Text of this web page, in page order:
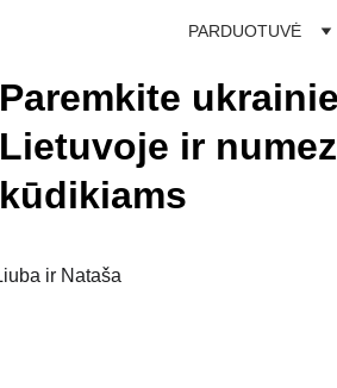
PARDUOTUVĖ
Paremkite
Lietuvoje ir
kūdikiams